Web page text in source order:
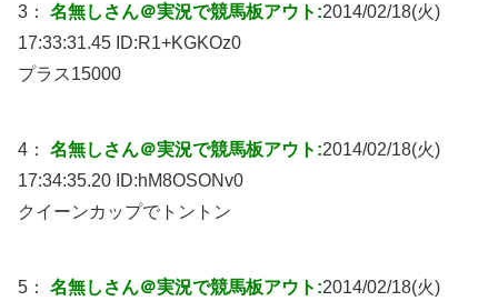
3： 名無しさん＠実況で競馬板アウト:2014/02/18(火)
17:33:31.45 ID:R1+KGKOz0
プラス15000
4： 名無しさん＠実況で競馬板アウト:2014/02/18(火)
17:34:35.20 ID:hM8OSONv0
クイーンカップでトントン
5： 名無しさん＠実況で競馬板アウト:2014/02/18(火)